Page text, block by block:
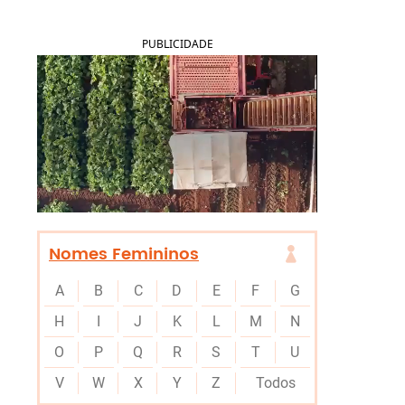
PUBLICIDADE
Nomes Femininos
A B C D E F
G
H
I J K L M
N
O
P Q R S T
U
V
W X Y Z Todos